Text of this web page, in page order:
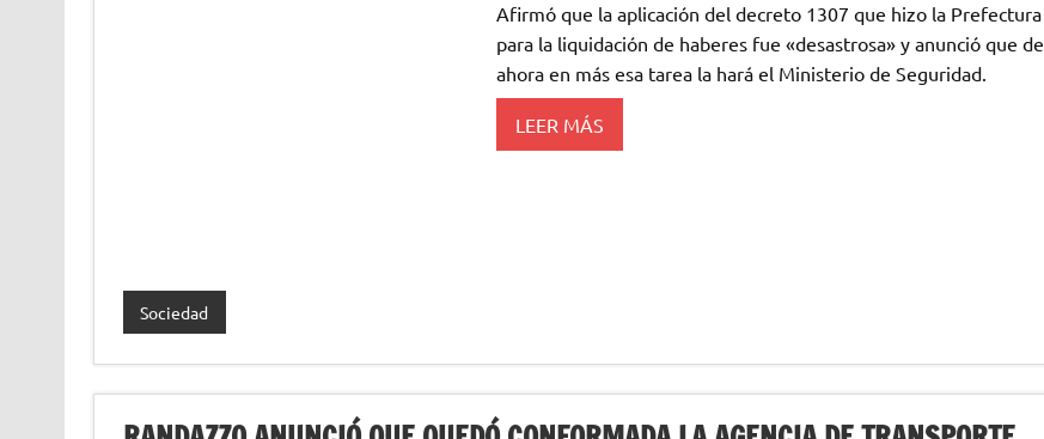
Afirmó que la aplicación del decreto 1307 que hizo la Prefectura
para la liquidación de haberes fue «desastrosa» y anunció que de
ahora en más esa tarea la hará el Ministerio de Seguridad.
LEER MÁS
Sociedad